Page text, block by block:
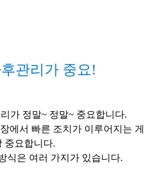
관리가 중요!
가 정말~ 정말~ 중요합니다.
에서 빠른 조치가 이루어지는 게
중요합니다.
식은 여러 가지가 있습니다.